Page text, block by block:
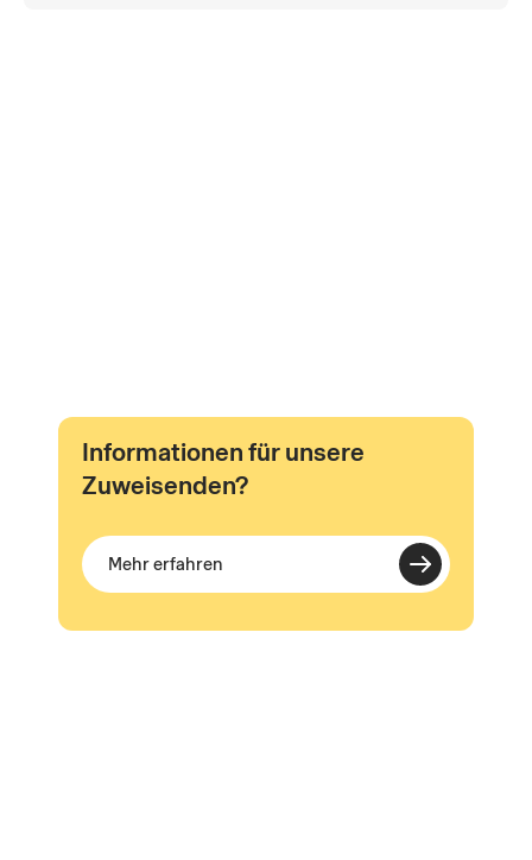
Informationen für unsere
Zuweisenden?
Mehr erfahren